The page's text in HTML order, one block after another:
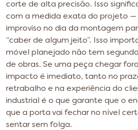
corte de alta precisão. Isso
com a medida exata do projeto —
improviso no dia da montagem
“caber de algum jeito”. Isso
móvel planejado não tem
de obras. Se uma peça chegar
impacto é imediato, tanto no
retrabalho e na experiência do
industrial é o que garante que o
que a porta vai fechar no nível
sentar sem folga.